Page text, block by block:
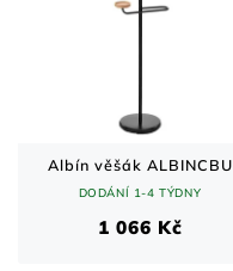
Albín věšák ALBINCBU
DODÁNÍ 1-4 TÝDNY
1 066 Kč